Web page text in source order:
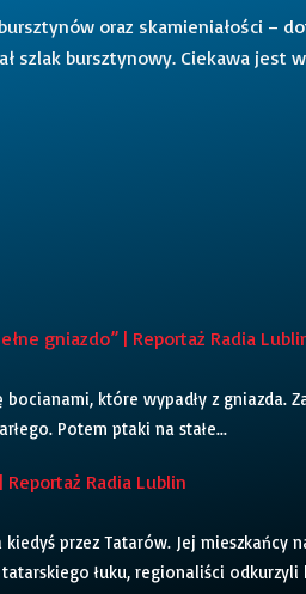
oraz skamieniałości –
szlak bursztynowy. Ciekawa jest
gniazdo” | Reportaż Radia
które wypadły z gniazda.
Potem ptaki na stałe...
Reportaż Radia Lublin
przez Tatarów. Jej mieszkańcy
łuku, regionaliści